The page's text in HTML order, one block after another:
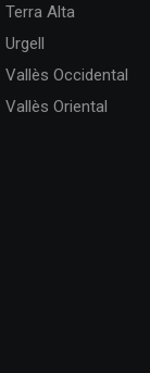
Terra Alta
Urgell
Vallès Occidental
Vallès Oriental